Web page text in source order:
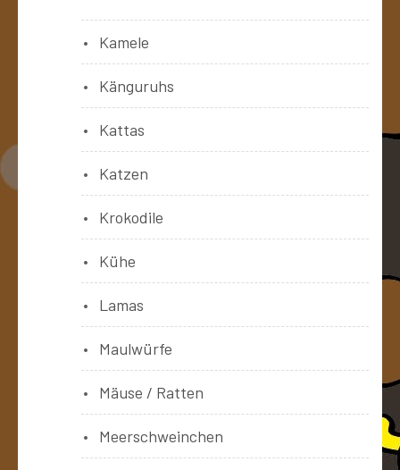
Kamele
Känguruhs
Kattas
Katzen
Krokodile
Kühe
Lamas
Maulwürfe
Mäuse / Ratten
Meerschweinchen